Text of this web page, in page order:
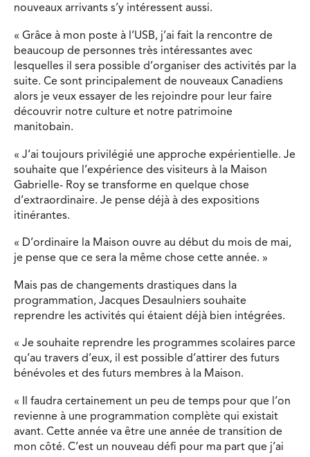
nouveaux arrivants s’y intéressent aussi.
« Grâce à mon poste à l’USB, j’ai fait la rencontre de
beaucoup de personnes très intéressantes avec
lesquelles il sera possible d’organiser des activités par la
suite. Ce sont principalement de nouveaux Canadiens
alors je veux essayer de les rejoindre pour leur faire
découvrir notre culture et notre patrimoine
manitobain.
« J’ai toujours privilégié une approche expérientielle. Je
souhaite que l’expérience des visiteurs à la Maison
Gabrielle- Roy se transforme en quelque chose
d’extraordinaire. Je pense déjà à des expositions
itinérantes.
« D’ordinaire la Maison ouvre au début du mois de mai,
je pense que ce sera la même chose cette année. »
Mais pas de changements drastiques dans la
programmation, Jacques Desaulniers souhaite
reprendre les activités qui étaient déjà bien intégrées.
« Je souhaite reprendre les programmes scolaires parce
qu’au travers d’eux, il est possible d’attirer des futurs
bénévoles et des futurs membres à la Maison.
« Il faudra certainement un peu de temps pour que l’on
revienne à une programmation complète qui existait
avant. Cette année va être une année de transition de
mon côté. C’est un nouveau défi pour ma part que j’ai